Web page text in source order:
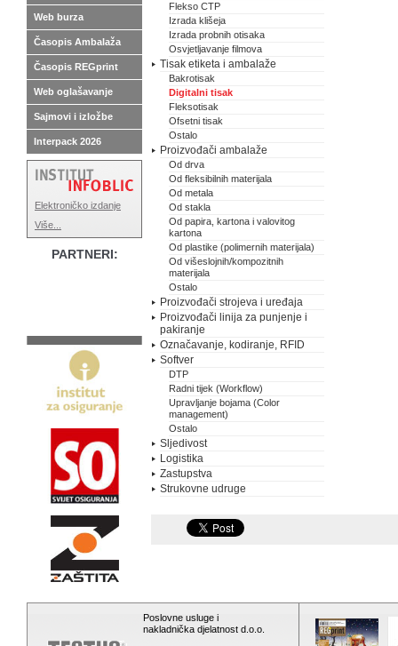
Flekso CTP
Izrada klišeja
Izrada probnih otisaka
Osvjetljavanje filmova
Tisak etiketa i ambalaže
Bakrotisak
Digitalni tisak
Fleksotisak
Ofsetni tisak
Ostalo
Proizvođači ambalaže
Od drva
Od fleksibilnih materijala
Od metala
Od stakla
Od papira, kartona i valovitog
kartona
Od plastike (polimernih materijala)
Od višeslojnih/kompozitnih
materijala
Ostalo
Proizvođači strojeva i uređaja
Proizvođači linija za punjenje i
pakiranje
Označavanje, kodiranje, RFID
Softver
DTP
Radni tijek (Workflow)
Upravljanje bojama (Color
management)
Ostalo
Sljedivost
Logistika
Zastupstva
Strukovne udruge
Web burza
Časopis Ambalaža
Časopis REGprint
Web oglašavanje
Sajmovi i izložbe
Interpack 2026
Elektroničko izdanje
Više...
PARTNERI:
Poslovne usluge i
nakladnička djelatnost d.o.o.